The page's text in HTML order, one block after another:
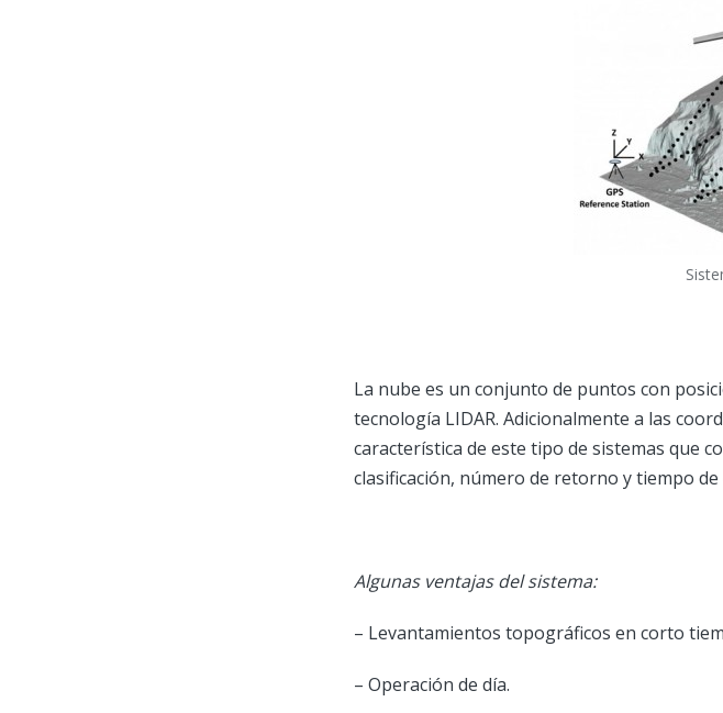
La nube es un conjunto de puntos con
tecnología LIDAR. Adicionalmente a las
característica de este tipo de sistemas que
clasificación, número de retorno y tiempo
Algunas ventajas del sistema:
– Levantamientos topográficos en corto
– Operación de día.